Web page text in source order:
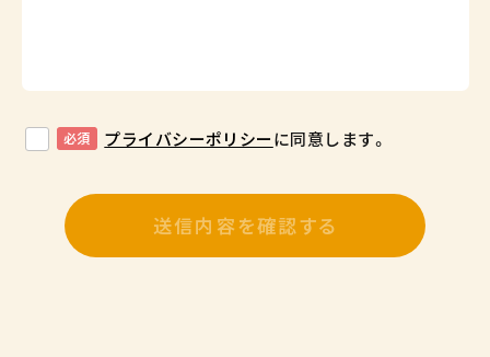
必須 プライバシーポリシーに同意します。